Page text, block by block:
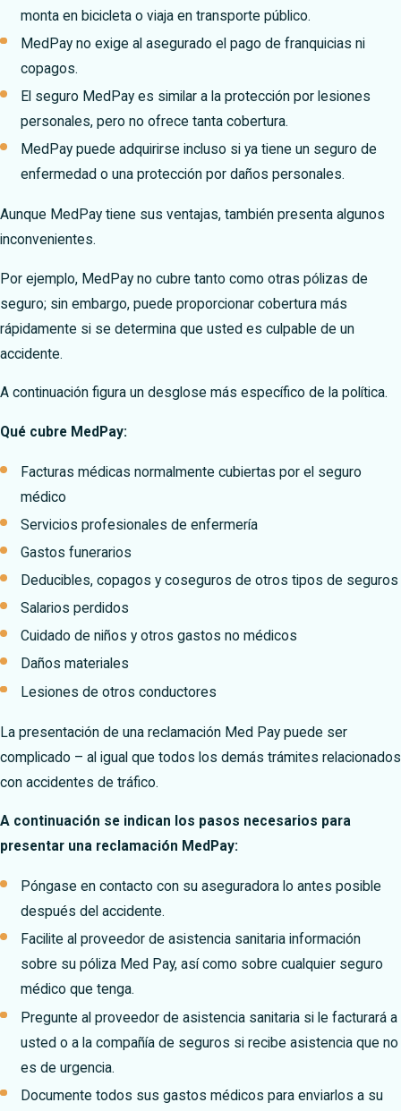
monta en bicicleta o viaja en transporte público.
MedPay no exige al asegurado el pago de franquicias ni
copagos.
El seguro MedPay es similar a la protección por lesiones
personales, pero no ofrece tanta cobertura.
MedPay puede adquirirse incluso si ya tiene un seguro de
enfermedad o una protección por daños personales.
Aunque MedPay tiene sus ventajas, también presenta algunos
inconvenientes.
Por ejemplo, MedPay no cubre tanto como otras pólizas de
seguro; sin embargo, puede proporcionar cobertura más
rápidamente si se determina que usted es culpable de un
accidente.
A continuación figura un desglose más específico de la política.
Qué cubre MedPay:
Facturas médicas normalmente cubiertas por el seguro
médico
Servicios profesionales de enfermería
Gastos funerarios
Deducibles, copagos y coseguros de otros tipos de seguros
Salarios perdidos
Cuidado de niños y otros gastos no médicos
Daños materiales
Lesiones de otros conductores
La presentación de una reclamación Med Pay puede ser
complicado – al igual que todos los demás trámites relacionados
con accidentes de tráfico.
A continuación se indican los pasos necesarios para
presentar una reclamación MedPay:
Póngase en contacto con su aseguradora lo antes posible
después del accidente.
Facilite al proveedor de asistencia sanitaria información
sobre su póliza Med Pay, así como sobre cualquier seguro
médico que tenga.
Pregunte al proveedor de asistencia sanitaria si le facturará a
usted o a la compañía de seguros si recibe asistencia que no
es de urgencia.
Documente todos sus gastos médicos para enviarlos a su